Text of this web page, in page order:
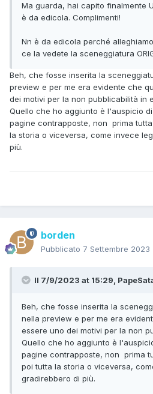
Ma guarda, hai capito finalmente
è da edicola. Complimenti!
Nn è da edicola perché alleghiamo
ce la vedete la sceneggiatura
Beh, che fosse inserita la
preview e per me era evidente che
dei motivi per la non pubblicabilità in
Quello che ho aggiunto è l'auspicio
pagine contrapposte, non prima
la storia o viceversa, come invece
più.
borden
Pubblicato 7 Settembre 2023
Il 7/9/2023 at 15:29,
Beh, che fosse inserita la
nella preview e per me era
essere uno dei motivi per la non
Quello che ho aggiunto è
pagine contrapposte, non prima
poi tutta la storia o viceversa,
gradirebbero di più.